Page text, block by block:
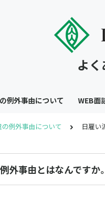
よ
例外事由について WEB面
の例外事由について 日雇い
外事由とはなんですか。